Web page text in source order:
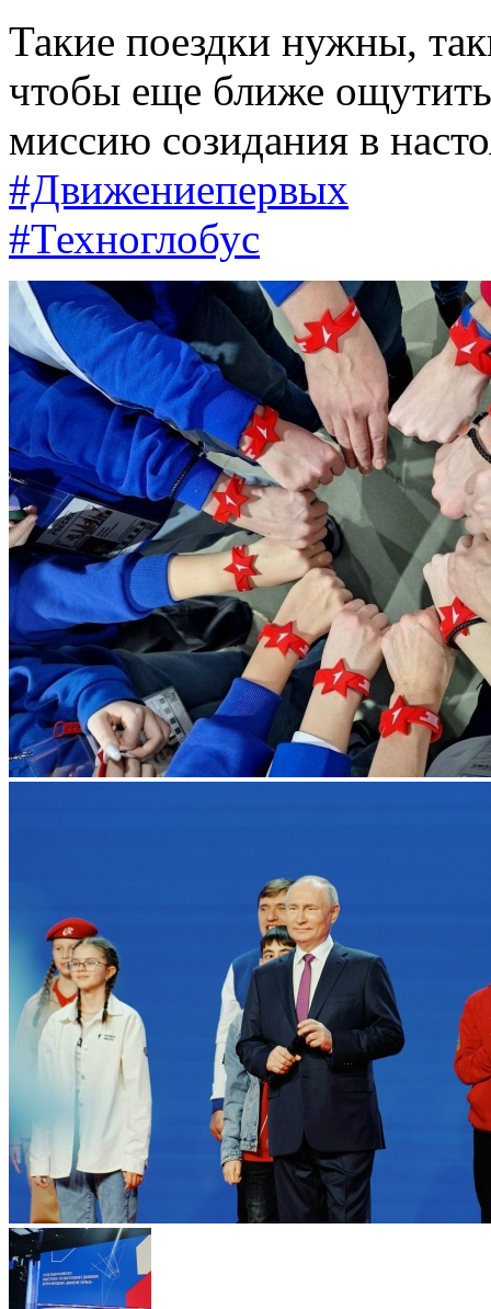
Такие поездки нужны,
чтобы еще ближе
миссию созидания в
#Движениепервых
#Техноглобус